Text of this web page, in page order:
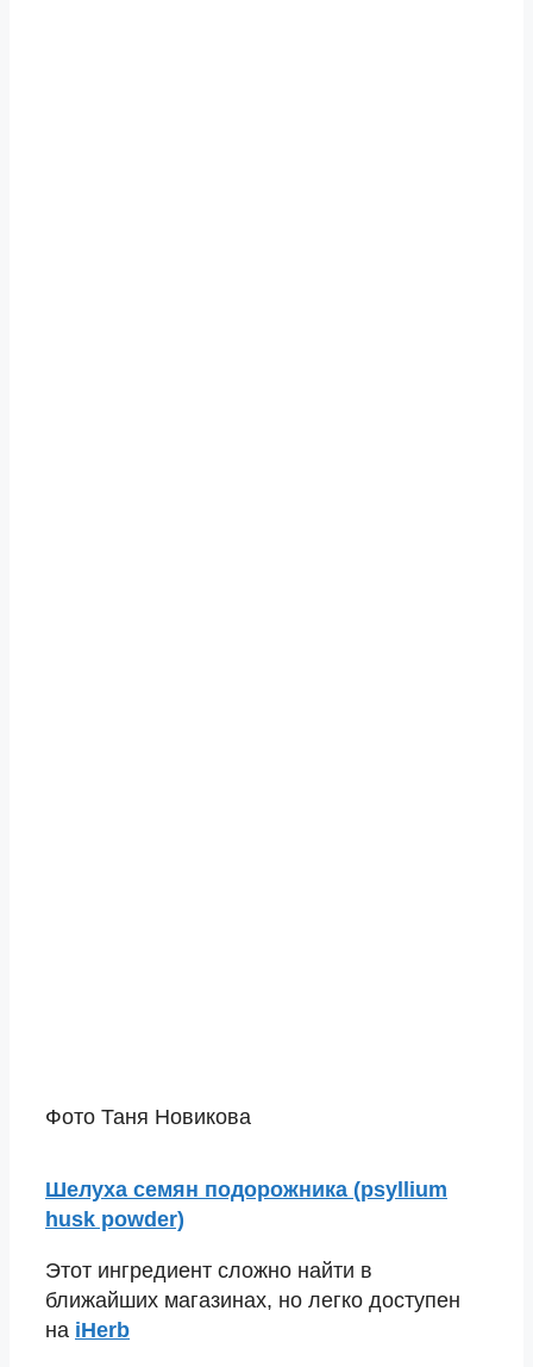
Фото Таня Новикова
Шелуха семян подорожника (psyllium
husk powder)
Этот ингредиент сложно найти в
ближайших магазинах, но легко доступен
на iHerb